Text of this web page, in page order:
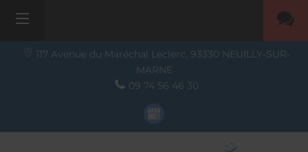
117 Avenue du Maréchal Leclerc, 93330 NEUILLY-SUR-
MARNE
09 74 56 46 30